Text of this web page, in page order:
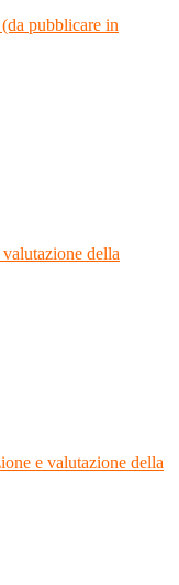
pubblicare in
della
e valutazione della